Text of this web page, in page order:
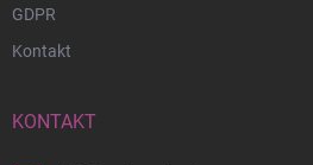
GDPR
Kontakt
KONTAKT